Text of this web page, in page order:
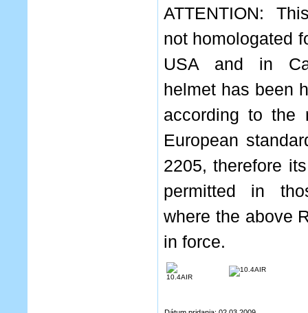
ATTENTION:
not homologated
USA and in
helmet has been
according to the
European
2205, therefore
permitted in
where the above
in force.